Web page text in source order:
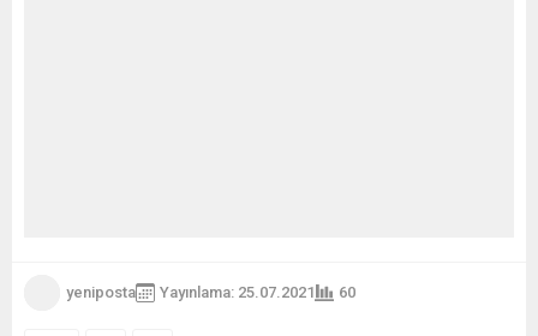
yeniposta Yayınlama: 25.07.2021 60